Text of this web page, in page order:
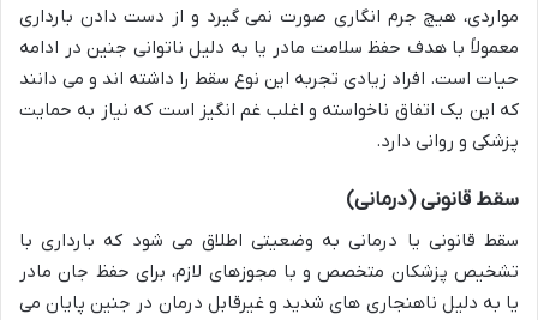
مواردی، هیچ جرم انگاری صورت نمی گیرد و از دست دادن بارداری
معمولاً با هدف حفظ سلامت مادر یا به دلیل ناتوانی جنین در ادامه
حیات است. افراد زیادی تجربه این نوع سقط را داشته اند و می دانند
که این یک اتفاق ناخواسته و اغلب غم انگیز است که نیاز به حمایت
پزشکی و روانی دارد.
سقط قانونی (درمانی)
سقط قانونی یا درمانی به وضعیتی اطلاق می شود که بارداری با
تشخیص پزشکان متخصص و با مجوزهای لازم، برای حفظ جان مادر
یا به دلیل ناهنجاری های شدید و غیرقابل درمان در جنین پایان می